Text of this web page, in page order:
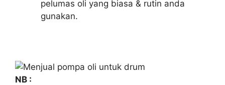
pelumas oli yang biasa & rutin anda
gunakan.
NB :